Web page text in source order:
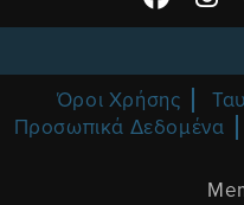
Όροι Χρήσης
Προσωπικά Δεδομένα